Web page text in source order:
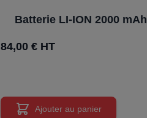
Batterie LI-ION 2000 mAh
84,00 € HT
Ajouter au panier